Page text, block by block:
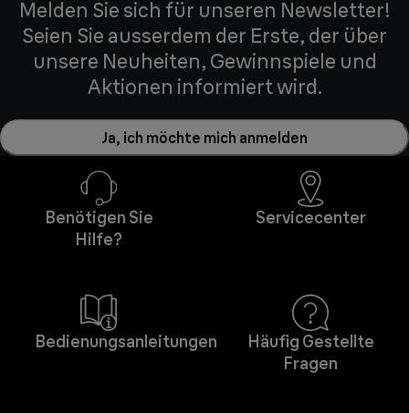
Melden Sie sich für unseren Newsletter!
Seien Sie ausserdem der Erste, der über
unsere Neuheiten, Gewinnspiele und
Aktionen informiert wird.
Ja, ich möchte mich anmelden
Benötigen Sie
Hilfe?
Servicecenter
Bedienungsanleitungen
Häufig Gestellte
Fragen